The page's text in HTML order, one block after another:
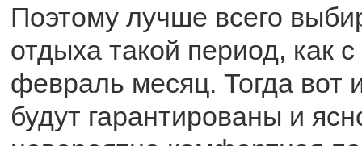
Поэтому лучше всего
отдыха такой период, как
февраль месяц. Тогда вот
будут гарантированы и